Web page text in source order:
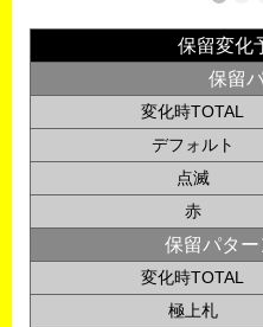
保留変化
保留
変化時TOTAL
デフォルト
点滅
赤
保留パタ
変化時TOTAL
極上札